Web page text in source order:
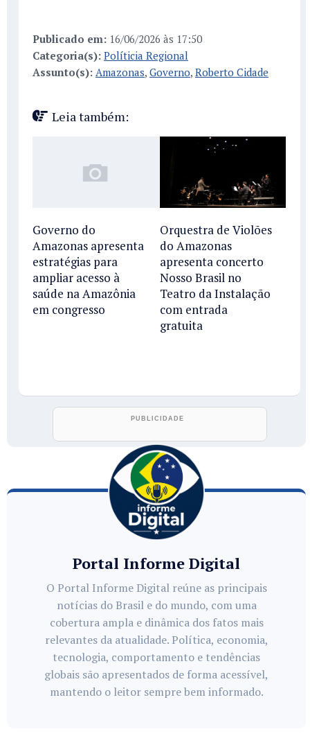
Publicado em: 16/06/2026 às 17:50
Categoria(s): Políticia Regional
Assunto(s): Amazonas, Governo, Roberto Cidade
Leia também:
Governo do
Amazonas apresenta
estratégias para
ampliar acesso à
saúde na Amazônia
em congresso
Orquestra de Violões
do Amazonas
apresenta concerto
Nosso Brasil no
Teatro da Instalação
com entrada
gratuita
Portal Informe Digital
O Portal Informe Digital reúne as principais
notícias do Brasil e do mundo, com uma
cobertura ampla e dinâmica dos fatos mais
relevantes da atualidade. Política, economia,
tecnologia, comportamento e tendências
globais são apresentados de forma acessível,
mantendo o leitor sempre bem informado.